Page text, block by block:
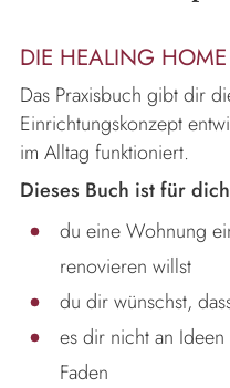
DIE HEALING
Das Praxisbuch gibt dir
Einrichtungskonzept
im Alltag funktioniert.
Dieses Buch ist für
du eine Wohnung
renovieren willst
du dir wünschst,
es dir nicht an
Faden